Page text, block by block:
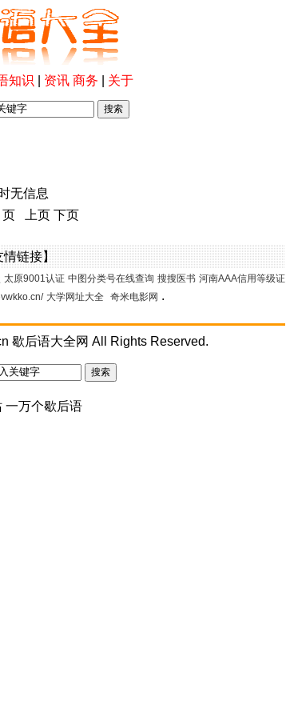
知识 资讯 商务
关于
无信息
页 上页 下页
情链接】
太原9001认证 中图分类号在线查询 搜搜医书 河南AAA信用等级证
大学网址大全 奇米电影网 .
歇后语大全网 All Rights Reserved.
一万个歇后语